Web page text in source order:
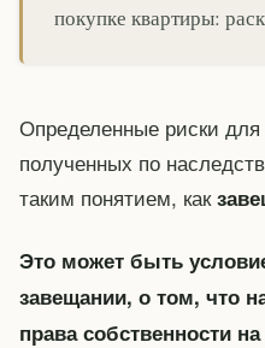
покупке квартиры:
Определенные риски для
полученных по
таким понятием, как
Это может быть
завещании, о том, что
права собственности